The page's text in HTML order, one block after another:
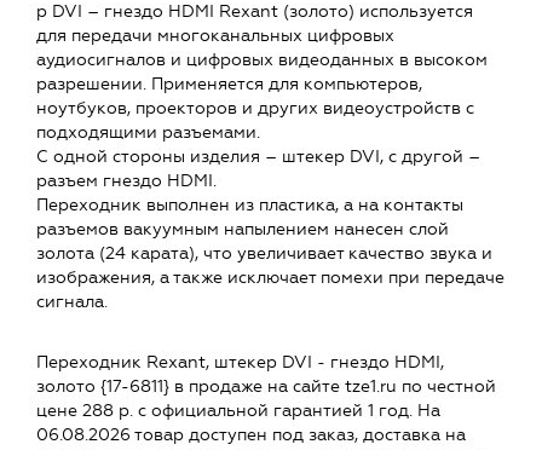
р DVI – гнездо HDMI Rexant (золото) используется
для передачи многоканальных цифровых
аудиосигналов и цифровых видеоданных в высоком
разрешении. Применяется для компьютеров,
ноутбуков, проекторов и других видеоустройств с
подходящими разъемами.
С одной стороны изделия – штекер DVI, с другой –
разъем гнездо HDMI.
Переходник выполнен из пластика, а на контакты
разъемов вакуумным напылением нанесен слой
золота (24 карата), что увеличивает качество звука и
изображения, а также исключает помехи при передаче
сигнала.
Переходник Rexant, штекер DVI - гнездо HDMI,
золото {17-6811} в продаже на сайте tze1.ru по честной
цене 288 р. с официальной гарантией 1 год. На
06.08.2026 товар доступен под заказ, доставка на